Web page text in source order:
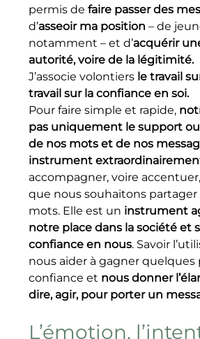
permis de faire passer des
d’asseoir ma position – de
notamment – et d’acquérir
autorité, voire de la légitimité.
J’associe volontiers le travail
travail sur la confiance en soi.
Pour faire simple et rapide,
pas uniquement le support
de nos mots et de nos
instrument
accompagner, voire
que nous souhaitons partager
mots. Elle est un instrument
notre place dans la société et
confiance en nous. Savoir
nous aider à gagner quelques
confiance et nous donner
dire, agir, pour porter un
L’émotion,